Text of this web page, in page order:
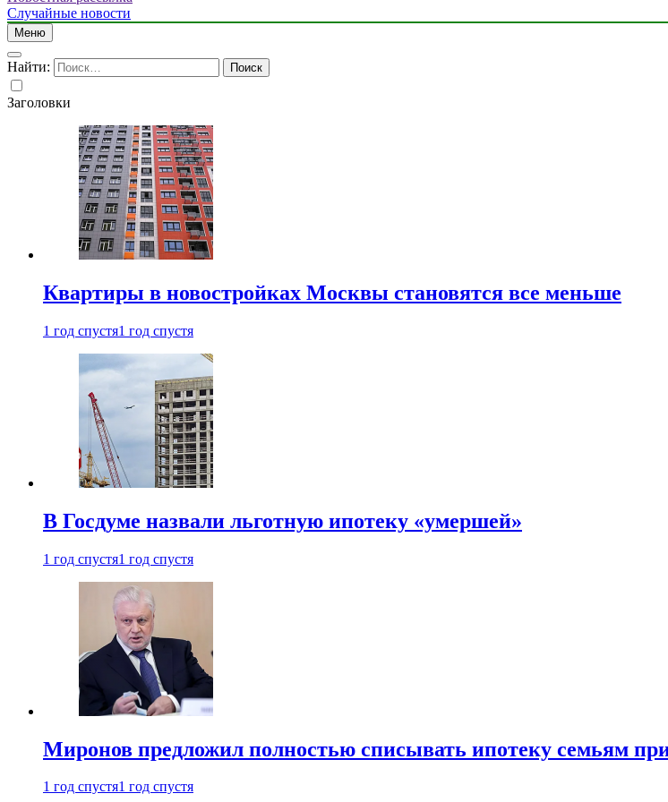
Случайные новости
Меню
Найти:
Заголовки
Квартиры в новостройках Москвы становятся все меньше
1 год спустя1 год спустя
В Госдуме назвали льготную ипотеку «умершей»
1 год спустя1 год спустя
Миронов предложил полностью списывать ипотеку семьям
1 год спустя1 год спустя